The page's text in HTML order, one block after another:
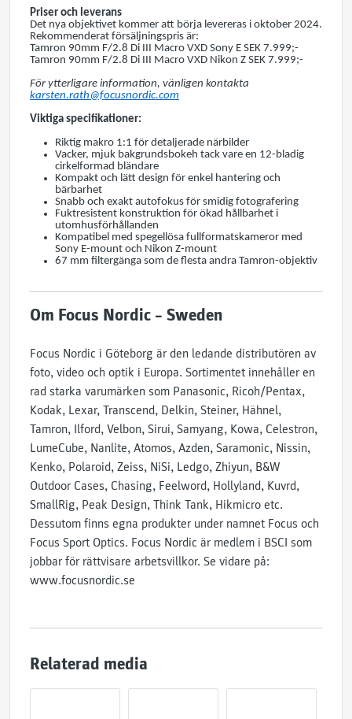
Priser och leverans
Det nya objektivet kommer att börja levereras i oktober 2024.
Rekommenderat försäljningspris är:
Tamron 90mm F/2.8 Di III Macro VXD Sony E SEK 7.999;-
Tamron 90mm F/2.8 Di III Macro VXD Nikon Z SEK 7.999;-
För ytterligare information, vänligen kontakta
karsten.rath@focusnordic.com
Viktiga specifikationer:
Riktig makro 1:1 för detaljerade närbilder
Vacker, mjuk bakgrundsbokeh tack vare en 12-bladig
cirkelformad bländare
Kompakt och lätt design för enkel hantering och
bärbarhet
Snabb och exakt autofokus för smidig fotografering
Fuktresistent konstruktion för ökad hållbarhet i
utomhusförhållanden
Kompatibel med spegellösa fullformatskameror med
Sony E-mount och Nikon Z-mount
67 mm filtergänga som de flesta andra Tamron-objektiv
Om Focus Nordic – Sweden
Focus Nordic i Göteborg är den ledande distributören av
foto, video och optik i Europa. Sortimentet innehåller en
rad starka varumärken som Panasonic, Ricoh/Pentax,
Kodak, Lexar, Transcend, Delkin, Steiner, Hähnel,
Tamron, Ilford, Velbon, Sirui, Samyang, Kowa, Celestron,
LumeCube, Nanlite, Atomos, Azden, Saramonic, Nissin,
Kenko, Polaroid, Zeiss, NiSi, Ledgo, Zhiyun, B&W
Outdoor Cases, Chasing, Feelword, Hollyland, Kuvrd,
SmallRig, Peak Design, Think Tank, Hikmicro etc.
Dessutom finns egna produkter under namnet Focus och
Focus Sport Optics. Focus Nordic är medlem i BSCI som
jobbar för rättvisare arbetsvillkor. Se vidare på:
www.focusnordic.se
Relaterad media